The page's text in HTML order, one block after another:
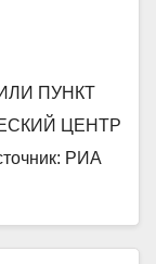
ПУНКТ
ЦЕНТР
РИА